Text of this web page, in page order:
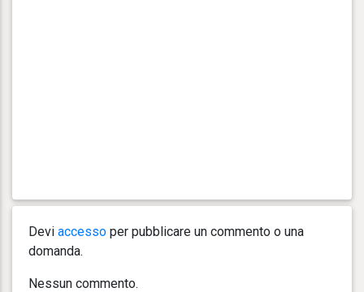
Devi accesso per pubblicare un commento o una
domanda.
Nessun commento.